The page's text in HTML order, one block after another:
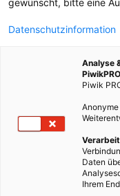
gewünscht, bitte eine
Datenschutzinformation
Analyse
Piwik
Daten
Ihrem